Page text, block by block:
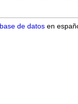
base de datos en